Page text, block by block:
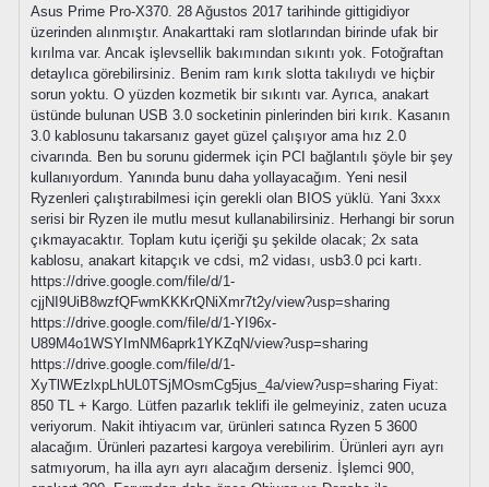
Asus Prime Pro-X370. 28 Ağustos 2017 tarihinde gittigidiyor
üzerinden alınmıştır. Anakarttaki ram slotlarından birinde ufak bir
kırılma var. Ancak işlevsellik bakımından sıkıntı yok. Fotoğraftan
detaylıca görebilirsiniz. Benim ram kırık slotta takılıydı ve hiçbir
sorun yoktu. O yüzden kozmetik bir sıkıntı var. Ayrıca, anakart
üstünde bulunan USB 3.0 socketinin pinlerinden biri kırık. Kasanın
3.0 kablosunu takarsanız gayet güzel çalışıyor ama hız 2.0
civarında. Ben bu sorunu gidermek için PCI bağlantılı şöyle bir şey
kullanıyordum. Yanında bunu daha yollayacağım. Yeni nesil
Ryzenleri çalıştırabilmesi için gerekli olan BIOS yüklü. Yani 3xxx
serisi bir Ryzen ile mutlu mesut kullanabilirsiniz. Herhangi bir sorun
çıkmayacaktır. Toplam kutu içeriği şu şekilde olacak; 2x sata
kablosu, anakart kitapçık ve cdsi, m2 vidası, usb3.0 pci kartı.
https://drive.google.com/file/d/1-
cjjNI9UiB8wzfQFwmKKKrQNiXmr7t2y/view?usp=sharing
https://drive.google.com/file/d/1-YI96x-
U89M4o1WSYImNM6aprk1YKZqN/view?usp=sharing
https://drive.google.com/file/d/1-
XyTlWEzlxpLhUL0TSjMOsmCg5jus_4a/view?usp=sharing Fiyat:
850 TL + Kargo. Lütfen pazarlık teklifi ile gelmeyiniz, zaten ucuza
veriyorum. Nakit ihtiyacım var, ürünleri satınca Ryzen 5 3600
alacağım. Ürünleri pazartesi kargoya verebilirim. Ürünleri ayrı ayrı
satmıyorum, ha illa ayrı ayrı alacağım derseniz. İşlemci 900,